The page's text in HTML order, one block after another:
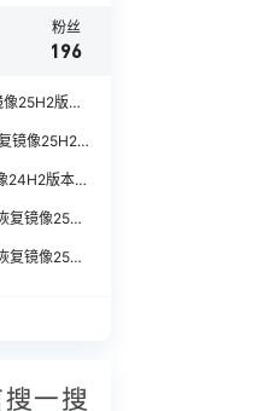
粉丝
196
25H2版本
镜像25H2
24H2版本
镜像25H2
镜像25H2